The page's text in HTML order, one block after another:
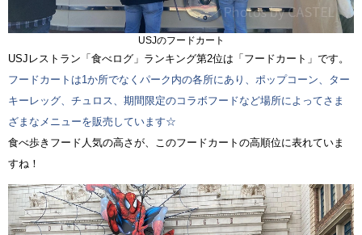
USJのフードカート
USJレストラン「食べログ」ランキング第2位は「フードカート」です。
フードカートは1か所でなくパーク内の各所にあり、ポップコーン、ター
キーレッグ、チュロス、期間限定のコラボフードなど場所によってさま
ざまなメニューを販売しています☆
食べ歩きフード人気の高さが、このフードカートの高順位に表れていま
すね！